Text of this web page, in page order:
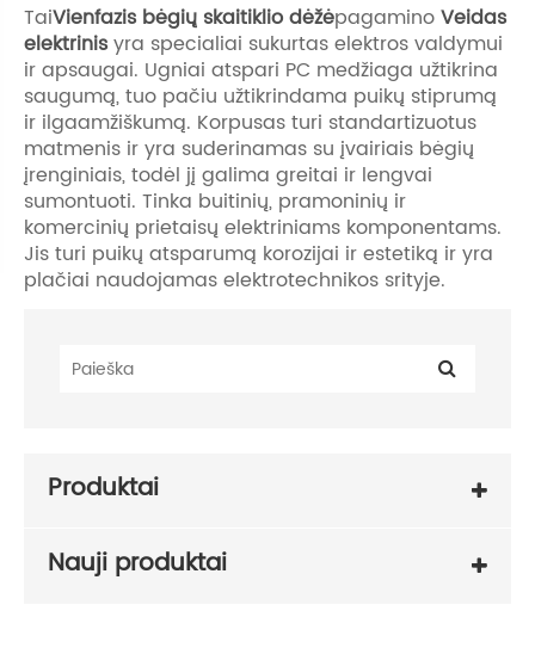
TaiVienfazis bėgių skaitiklio dėžėpagaminoVeidas
elektrinisyra specialiai sukurtas elektros valdymui
ir apsaugai. Ugniai atspari PC medžiaga užtikrina
saugumą, tuo pačiu užtikrindama puikų stiprumą
ir ilgaamžiškumą. Korpusas turi standartizuotus
matmenis ir yra suderinamas su įvairiais bėgių
įrenginiais, todėl jį galima greitai ir lengvai
sumontuoti. Tinka buitinių, pramoninių ir
komercinių prietaisų elektriniams komponentams.
Jis turi puikų atsparumą korozijai ir estetiką ir yra
plačiai naudojamas elektrotechnikos srityje.
Produktai
Nauji produktai